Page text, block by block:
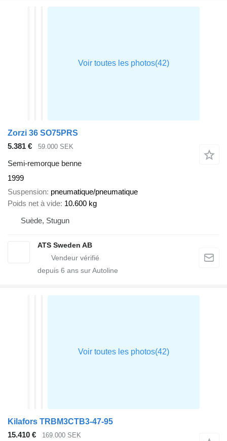
Zorzi 36 SO75PRS
5.381 €
59.000 SEK
Semi-remorque benne
1999
Suspension pneumatique/pneumatique
Poids net à vide 10.600 kg
Suède, Stugun
ATS Sweden AB
depuis 6 ans sur Autoline
Kilafors TRBM3CTB3-47-95
15.410 €
169.000 SEK